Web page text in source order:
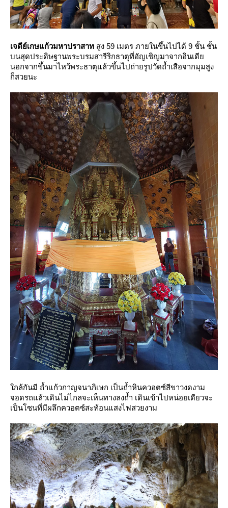
เจดีย์เกษแก้วมหาปราสาท สูง 59 เมตร ภายในขึ้นไปได้ 9 ชั้น ชั้น
บนสุดประดิษฐานพระบรมสารีริกธาตุที่อัญเชิญมาจากอินเดี
นอกจากขึ้นมาไหว้พระธาตุแล้วขึ้นไปถ่ายรูปวัดถ้ำเสือจากมุมสูง
ก็สวยนะ
กล้กันมี ถ้ำแก้วกาญจนาภิเษก เป็นถ้ำหินควอตซ์สีขาวงดงาม
จอดรถแล้วเดินไม่ไกลจะเห็นทางลงถ้ำ เดินเข้าไปหน่อยเดียวจะ
เป็นโซนที่มีผลึกควอตซ์สะท้อนแสงไฟสวยงาม